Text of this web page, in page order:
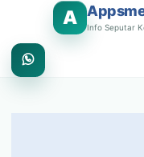
A Info Seputar